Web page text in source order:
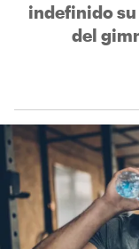
indefinido su
del